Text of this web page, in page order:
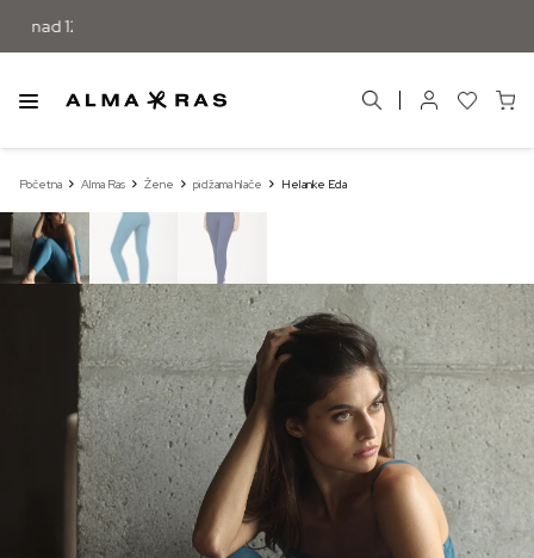
Početna Alma Ras Žene pidžama hlače Helanke Eda